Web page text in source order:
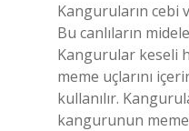
Kanguruların cebi
Bu canlıların
Kangurular keseli
meme uçlarını
kullanılır.
kangurunun meme